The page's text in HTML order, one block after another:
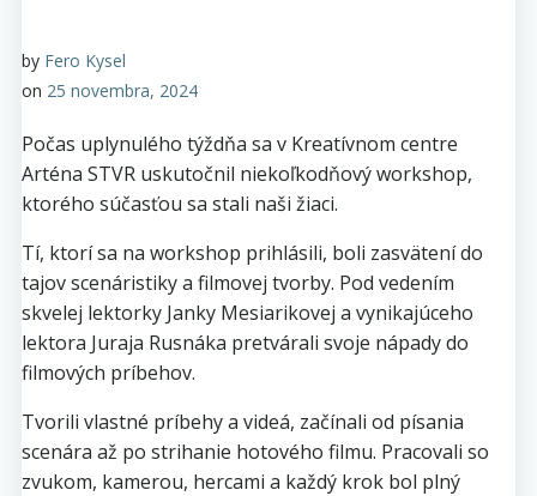
by Fero Kysel
on 25 novembra, 2024
Počas uplynulého týždňa sa v Kreatívnom centre
Arténa STVR uskutočnil niekoľkodňový workshop,
ktorého súčasťou sa stali naši žiaci.
Tí, ktorí sa na workshop prihlásili, boli zasvätení do
tajov scenáristiky a filmovej tvorby. Pod vedením
skvelej lektorky Janky Mesiarikovej a vynikajúceho
lektora Juraja Rusnáka pretvárali svoje nápady do
filmových príbehov.
Tvorili vlastné príbehy a videá, začínali od písania
scenára až po strihanie hotového filmu. Pracovali so
zvukom, kamerou, hercami a každý krok bol plný